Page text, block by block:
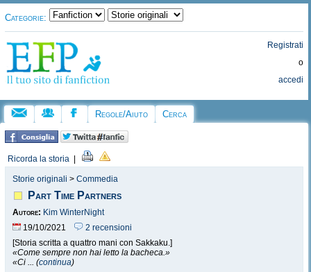
Categorie:
Registrati
o
accedi
Regole/Aiuto Cerca
Ricorda la storia
Storie originali > Commedia
Part Time Partners
Autore: Kim WinterNight
19/10/2021
2 recensioni
[Storia scritta a quattro mani con Sakkaku.]
«Come sempre non hai letto la bacheca.»
«Ci ... (continua)